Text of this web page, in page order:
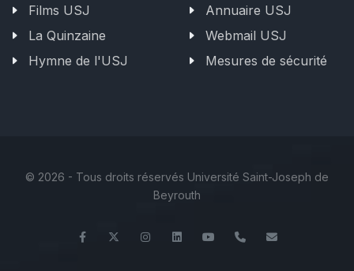
Films USJ
La Quinzaine
Hymne de l'USJ
Annuaire USJ
Webmail USJ
Mesures de sécurité
© 2026 - Tous droits réservés Université Saint-Joseph de
Beyrouth
FacebookTwitter InstagramLinkedInYouTube+961 (1) 421 548